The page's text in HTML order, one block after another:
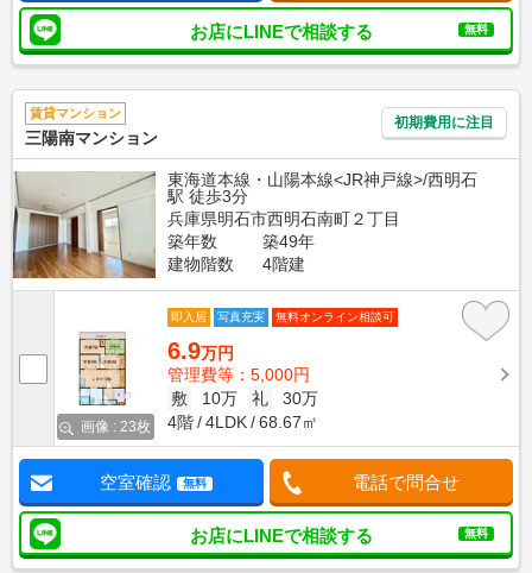
お店にLINEで相談する 無料
賃貸マンション
三陽南マンション
初期費用に注目
東海道本線・山陽本線<JR神戸線>/西明石
駅 徒歩3分
兵庫県明石市西明石南町２丁目
築年数
築49年
建物階数
4階建
画像 : 23枚
即入居 写真充実 無料オンライン相談可
6.9万円
管理費等：5,000円
敷
10万 礼
30万
4階
4LDK 68.67㎡
空室確認 無料 電話で問合せ
お店にLINEで相談する 無料